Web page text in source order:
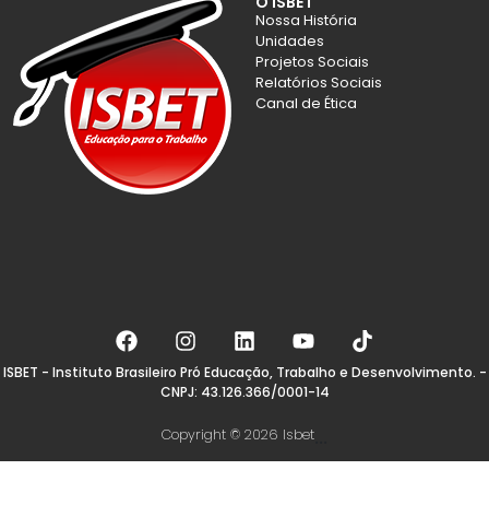
Nossa História
Unidades
Projetos Sociais
Relatórios Sociais
Canal de Ética
ISBET - Instituto Brasileiro Pró Educação, Trabalho e Desenvolvimento. -
CNPJ: 43.126.366/0001-14
Copyright © 2026 Isbet